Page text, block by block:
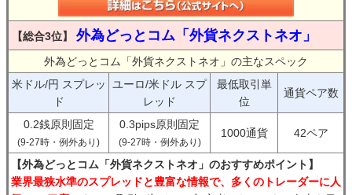
【総合3位】 外為どっとコム「外貨ネクストネオ」
外為どっとコム「外貨ネクストネオ」の主なスペック
米ドル/円 スプレッ
ド
ユーロ/米ドル スプ
レッド
最低取引単
位
通貨ペア数
0.2銭原則固定
(9-27時・例外あり)
0.3pips原則固定
(9-27時・例外あり)
1000通貨 42ペア
【外為どっとコム「外貨ネクストネオ」のおすすめポイント】
業界最狭水準のスプレッドと豊富な情報で、多くのトレーダーに人